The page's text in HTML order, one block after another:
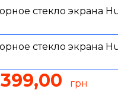
399,00 грн